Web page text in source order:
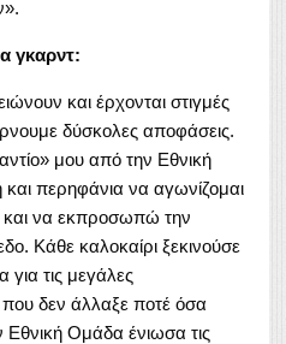
γκαρντ:
και έρχονται στιγμές
δύσκολες αποφάσεις.
μου από την Εθνική
περηφάνια να αγωνίζομαι
και να εκπροσωπώ την
Κάθε καλοκαίρι ξεκινούσε
για τις μεγάλες
δεν άλλαξε ποτέ όσα
Εθνική Ομάδα ένιωσα τις